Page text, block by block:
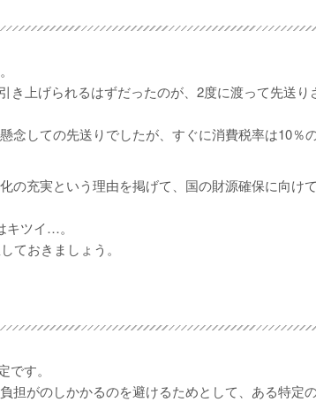
上げられるはずだったのが、2度に渡って先送り
しての先送りでしたが、すぐに消費税率は10％
充実という理由を掲げて、国の財源確保に向け
ツイ…。
ておきましょう。
す。
担がのしかかるのを避けるためとして、ある特定